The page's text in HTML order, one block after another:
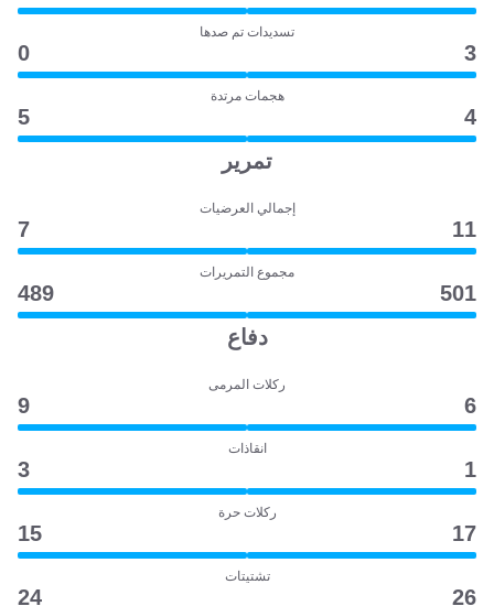
تسديدات تم صدها
3
0
هجمات مرتدة
4
5
تمرير
إجمالي العرضيات
11
7
مجموع التمريرات
501
489
دفاع
ركلات المرمى
6
9
انقاذات
1
3
ركلات حرة
17
15
تشتيتات
26
24